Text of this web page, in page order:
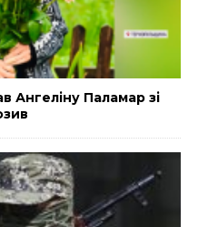
Ангеліну Паламар зі